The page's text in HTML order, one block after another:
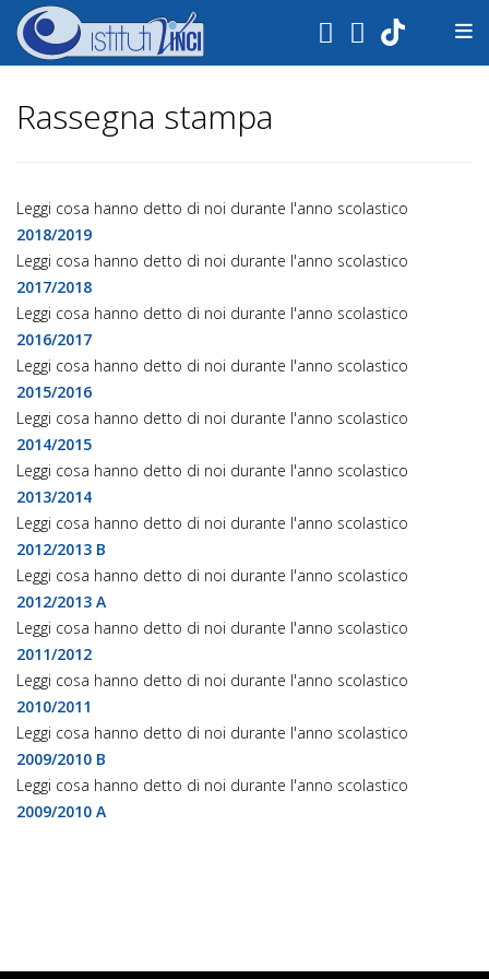
.
Rassegna stampa
Leggi cosa hanno detto di noi durante l'anno scolastico
2018/2019
Leggi cosa hanno detto di noi durante l'anno scolastico
2017/2018
Leggi cosa hanno detto di noi durante l'anno scolastico
2016/2017
Leggi cosa hanno detto di noi durante l'anno scolastico
2015/2016
Leggi cosa hanno detto di noi durante l'anno scolastico
2014/2015
Leggi cosa hanno detto di noi durante l'anno scolastico
2013/2014
Leggi cosa hanno detto di noi durante l'anno scolastico
2012/2013 B
Leggi cosa hanno detto di noi durante l'anno scolastico
2012/2013 A
Leggi cosa hanno detto di noi durante l'anno scolastico
2011/2012
Leggi cosa hanno detto di noi durante l'anno scolastico
2010/2011
Leggi cosa hanno detto di noi durante l'anno scolastico
2009/2010 B
Leggi cosa hanno detto di noi durante l'anno scolastico
2009/2010 A